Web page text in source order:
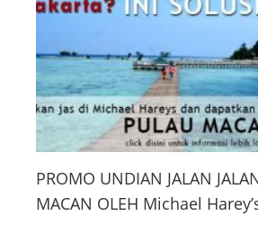
PROMO UNDIAN JALAN
MACAN OLEH Michael